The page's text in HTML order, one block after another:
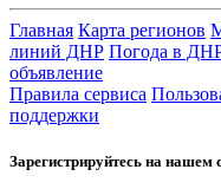
Главная Карта регионов
линий ДНР Погода в
объявление
Правила сервиса
поддержки
Зарегистрируйтесь на нашем